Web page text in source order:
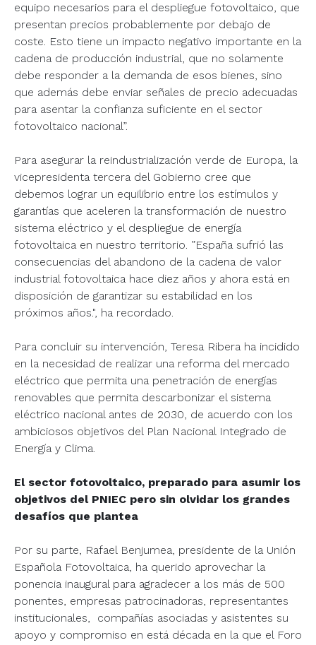
equipo necesarios para el despliegue fotovoltaico, que
presentan precios probablemente por debajo de
coste. Esto tiene un impacto negativo importante en la
cadena de producción industrial, que no solamente
debe responder a la demanda de esos bienes, sino
que además debe enviar señales de precio adecuadas
para asentar la confianza suficiente en el sector
fotovoltaico nacional”.
Para asegurar la reindustrialización verde de Europa, la
vicepresidenta tercera del Gobierno cree que
debemos lograr un equilibrio entre los estímulos y
garantías que aceleren la transformación de nuestro
sistema eléctrico y el despliegue de energía
fotovoltaica en nuestro territorio. ”España sufrió las
consecuencias del abandono de la cadena de valor
industrial fotovoltaica hace diez años y ahora está en
disposición de garantizar su estabilidad en los
próximos años.", ha recordado.
Para concluir su intervención, Teresa Ribera ha incidido
en la necesidad de realizar una reforma del mercado
eléctrico que permita una penetración de energías
renovables que permita descarbonizar el sistema
eléctrico nacional antes de 2030, de acuerdo con los
ambiciosos objetivos del Plan Nacional Integrado de
Energía y Clima.
El sector fotovoltaico, preparado para asumir los
objetivos del PNIEC pero sin olvidar los grandes
desafíos que plantea
Por su parte, Rafael Benjumea, presidente de la Unión
Española Fotovoltaica, ha querido aprovechar la
ponencia inaugural para agradecer a los más de 500
ponentes, empresas patrocinadoras, representantes
institucionales, compañías asociadas y asistentes su
apoyo y compromiso en está década en la que el Foro